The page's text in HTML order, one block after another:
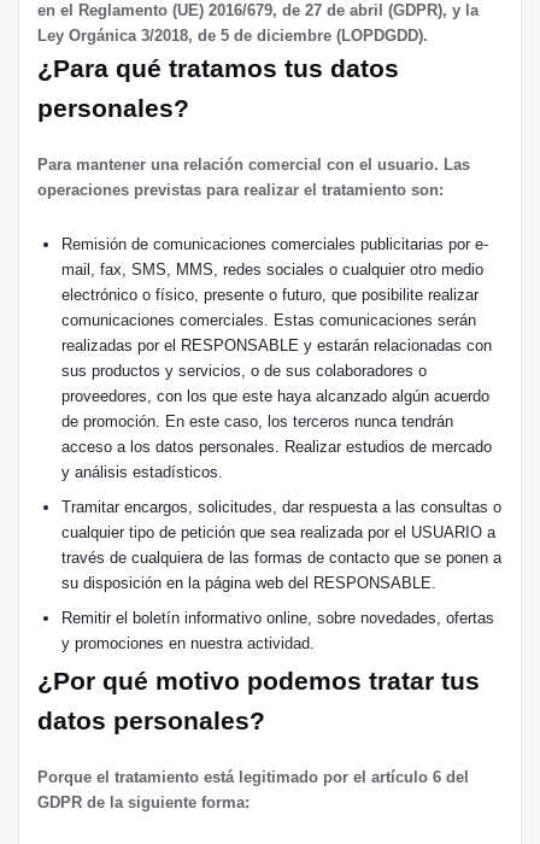
en el Reglamento (UE) 2016/679, de 27 de abril (GDPR), y la
Ley Orgánica 3/2018, de 5 de diciembre (LOPDGDD).
¿Para qué tratamos tus datos
personales?
Para mantener una relación comercial con el usuario. Las
operaciones previstas para realizar el tratamiento son:
Remisión de comunicaciones comerciales publicitarias por e-
mail, fax, SMS, MMS, redes sociales o cualquier otro medio
electrónico o físico, presente o futuro, que posibilite realizar
comunicaciones comerciales. Estas comunicaciones serán
realizadas por el RESPONSABLE y estarán relacionadas con
sus productos y servicios, o de sus colaboradores o
proveedores, con los que este haya alcanzado algún acuerdo
de promoción. En este caso, los terceros nunca tendrán
acceso a los datos personales. Realizar estudios de mercado
y análisis estadísticos.
Tramitar encargos, solicitudes, dar respuesta a las consultas o
cualquier tipo de petición que sea realizada por el USUARIO a
través de cualquiera de las formas de contacto que se ponen a
su disposición en la página web del RESPONSABLE.
Remitir el boletín informativo online, sobre novedades, ofertas
y promociones en nuestra actividad.
¿Por qué motivo podemos tratar tus
datos personales?
Porque el tratamiento está legitimado por el artículo 6 del
GDPR de la siguiente forma: